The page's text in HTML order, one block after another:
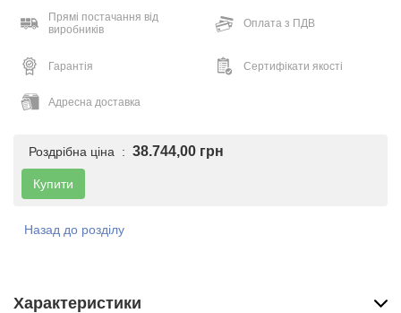
Прямі постачання від
виробників
Оплата з ПДВ
Гарантія Сертифікати якості
Адресна доставка
Роздрібна ціна : 38.744,00 грн
Купити
Назад до розділу
Характеристики